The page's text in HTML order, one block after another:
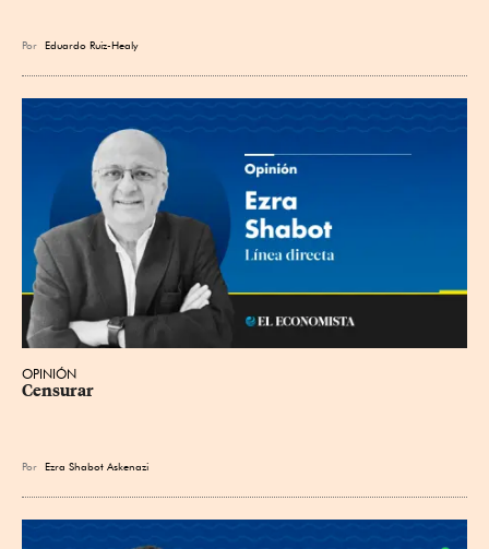
Por Eduardo Ruiz-Healy
OPINIÓN
Censurar
Por Ezra Shabot Askenazi